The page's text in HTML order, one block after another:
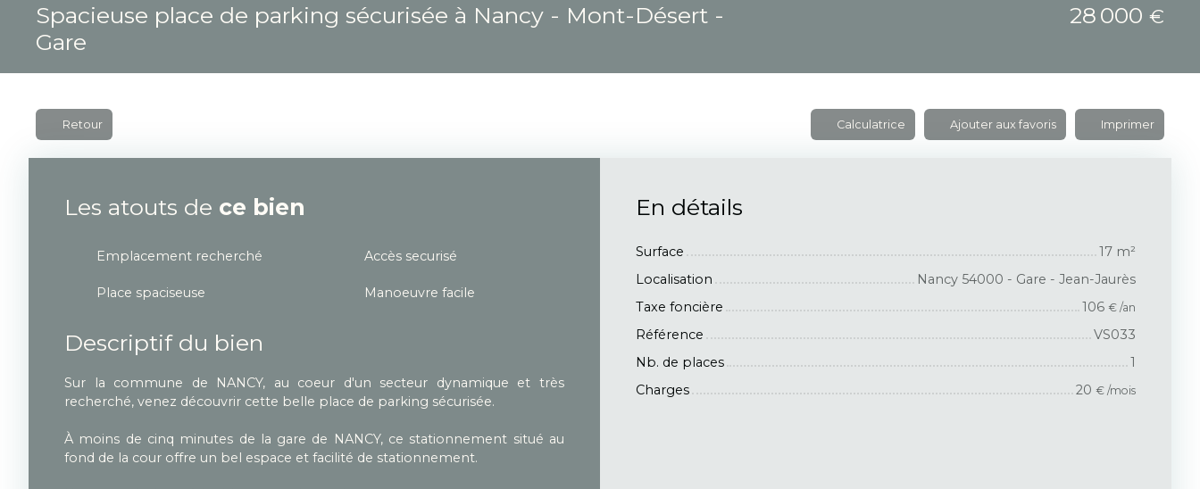
Spacieuse place de parking sécurisée à Nancy - Mont-Désert -
Gare
28 000 €
Retour Calculatrice Ajouter aux favoris Imprimer
Les atouts de ce bien
Emplacement recherché Accès securisé
Place spaciseuse Manoeuvre facile
Descriptif du bien
Sur la commune de NANCY, au coeur d'un secteur dynamique et très
recherché, venez découvrir cette belle place de parking sécurisée.
À moins de cinq minutes de la gare de NANCY, ce stationnement situé au
fond de la cour offre un bel espace et facilité de stationnement.
En détails
Surface 17 m²
Localisation
Nancy 54000 - Gare - Jean-Jaurès
Taxe foncière
106 € /an
Référence
VS033
Nb. de places
1
Charges
20 € /mois